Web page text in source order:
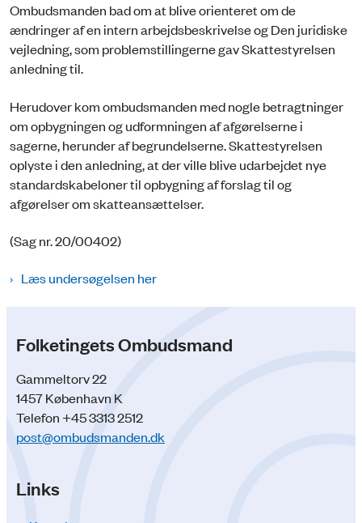
Ombudsmanden bad om at blive orienteret om de
ændringer af en intern arbejdsbeskrivelse og Den juridiske
vejledning, som problemstillingerne gav Skattestyrelsen
anledning til.
Herudover kom ombudsmanden med nogle betragtninger
om opbygningen og udformningen af afgørelserne i
sagerne, herunder af begrundelserne. Skattestyrelsen
oplyste i den anledning, at der ville blive udarbejdet nye
standardskabeloner til opbygning af forslag til og
afgørelser om skatteansættelser.
(Sag nr. 20/00402)
Læs undersøgelsen her
Folketingets Ombudsmand
Gammeltorv 22
1457 København K
Telefon +45 3313 2512
post@ombudsmanden.dk
Links